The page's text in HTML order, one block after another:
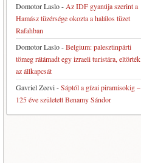
Domotor Laslo- Az IDF gyanúja szerint a
Hamász tüzérsége okozta a halálos tüzet
Rafahban
Domotor Laslo-Belgium: palesztinpárti
tömeg rátámadt egy izraeli turistára, eltörték
az állkapcsát
Gavriel Zeevi-Sáptól a gízai piramisokig –
125 éve született Benamy Sándor